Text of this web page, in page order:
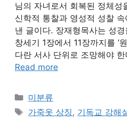
님의 자녀로서 회복된 정체성
신학적 통찰과 영성적 성찰
낸 글이다. 장재형목사는 성
창세기 1장에서 11장까지를 ‘
다란 서사 단위로 조망해야
Read more
Categories
미분류
Tags
가죽옷 상징 , 기독교 강해